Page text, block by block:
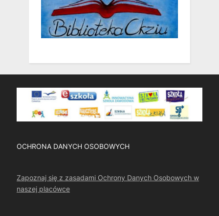
OCHRONA DANYCH OSOBOWYCH
Zapoznaj się z zasadami Ochrony Danych Osobowych w
naszej placówce